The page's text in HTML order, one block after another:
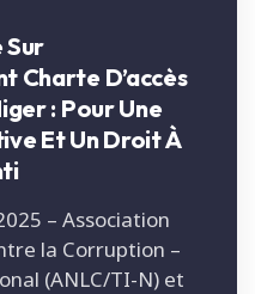
Sur
Charte D’accès
: Pour Une
Et Un Droit À
– Association
la Corruption –
(ANLC/TI-N) et